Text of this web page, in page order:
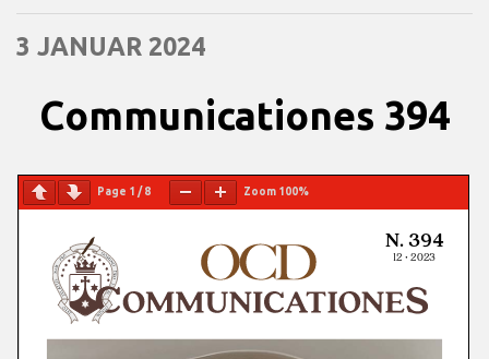
3 JANUAR 2024
Communicationes 394
Page 1 /8 Zoom 100%